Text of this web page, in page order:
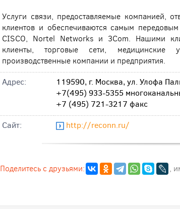
Услуги связи, предоставляемые компанией,
клиентов и обеспечиваются самым
CISCO, Nortel Networks и 3Com. Нашими
клиенты, торговые сети, медицинские
производственные компании и предприятия.
Адрес:
119590, г. Москва, ул. Улофа
+7(495) 933-5355
+7 (495) 721-3217 факс
Cайт:
http://reconn.ru/
Поделитесь с друзьями: ,